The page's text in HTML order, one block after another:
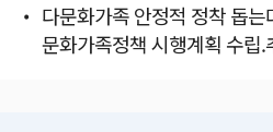
다문화가족 안정적 정착 돕는
문화가족정책 시행계획 수립.